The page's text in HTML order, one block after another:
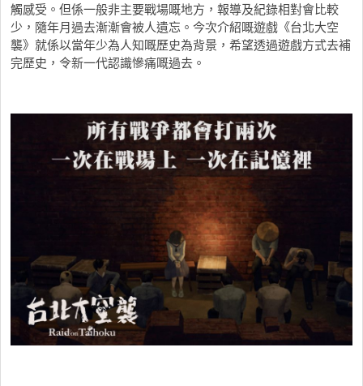
觸感受。但係一般非主要戰場嘅地方，報導及紀錄相對會比較
少，隨年月過去漸漸會被人遺忘。今次介紹嘅遊戲《台北大空
襲》就係以當年少為人知嘅歷史為背景，希望透過遊戲方式去補
完歷史，令新一代認識慘痛嘅過去。